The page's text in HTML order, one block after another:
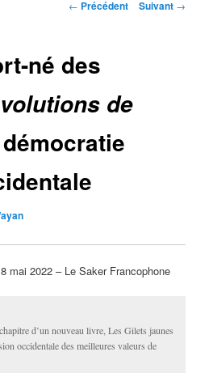
Navigation
← Précédent Suivant →
né des
de
mai 2022 – Le Saker Francophone
d’un nouveau livre, Les Gilets jaunes
occidentale des meilleures valeurs de